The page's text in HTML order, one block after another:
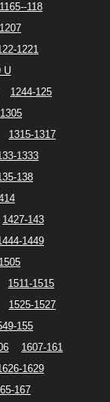
1165--118
1221
U
1244-125
1315-1317
1333
138
1427-143
1449
1511-1515
1525-1527
155
1607-161
1629
167